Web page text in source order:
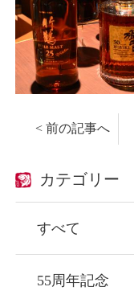
< 前の記事へ
カテゴリー
すべて
55周年記念